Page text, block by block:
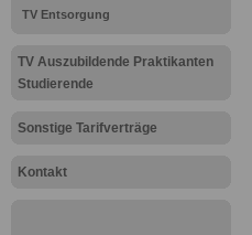
TV Entsorgung
TV Auszubildende Praktikanten
Studierende
Sonstige Tarifverträge
Kontakt